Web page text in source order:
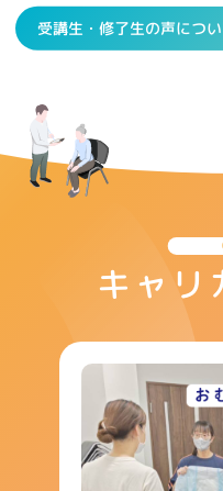
受講生・修了生の声につ
キャリ